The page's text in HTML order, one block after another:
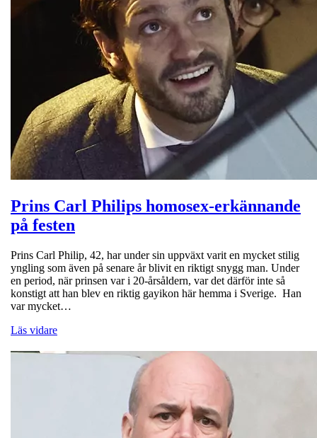
Prins Carl Philips homosex-erkännande
på festen
Prins Carl Philip, 42, har under sin uppväxt varit en mycket stilig
yngling som även på senare år blivit en riktigt snygg man. Under
en period, när prinsen var i 20-årsåldern, var det därför inte så
konstigt att han blev en riktig gayikon här hemma i Sverige. Han
var mycket…
Läs vidare